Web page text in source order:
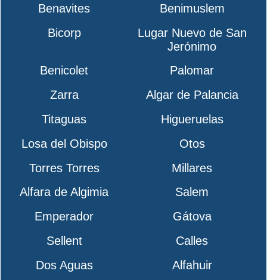
Benavites
Benimuslem
Bicorp
Lugar Nuevo de San
Jerónimo
Benicolet
Palomar
Zarra
Algar de Palancia
Titaguas
Higueruelas
Losa del Obispo
Otos
Torres Torres
Millares
Alfara de Algimia
Salem
Emperador
Gátova
Sellent
Calles
Dos Aguas
Alfahuir